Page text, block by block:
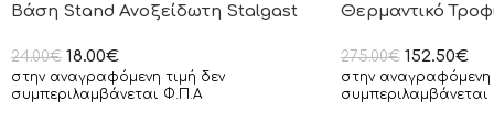
Βάση Stand Ανοξείδωτη Stalgast
24.00€ 18.00€
στην αναγραφόμενη τιμή δεν
συμπεριλαμβάνεται Φ.Π.Α
Θερμαντικό
275.00€ 152.50€
στην αναγραφόμενη